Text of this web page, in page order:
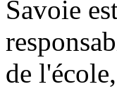
Savoie
de